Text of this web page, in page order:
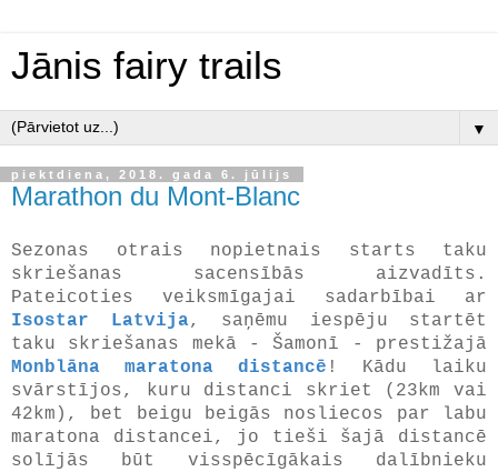
Jānis fairy trails
▼
piektdiena, 2018. gada 6. jūlijs
Marathon du Mont-Blanc
Sezonas otrais nopietnais starts taku
skriešanas sacensībās aizvadīts.
Pateicoties veiksmīgajai sadarbībai ar
Isostar Latvija, saņēmu iespēju startēt
taku skriešanas mekā - Šamonī - prestižajā
Monblāna maratona distancē ! Kādu laiku
svārstījos, kuru distanci skriet (23km vai
42km), bet beigu beigās nosliecos par labu
maratona distancei, jo tieši šajā distancē
solījās būt visspēcīgākais dalībnieku